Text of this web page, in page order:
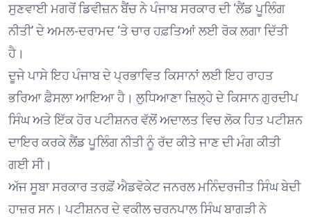
ਸੁਣਵਾਈ ਮਗਰੋਂ ਡਿਵੀਜ਼ਨ ਬੈਂਚ ਨੇ ਪੰਜਾਬ ਸਰਕਾਰ ਦੀ ‘ਲੈਂਡ ਪੂਲਿੰਗ
ਨੀਤੀ’ ਦੇ ਅਮਲ-ਦਰਾਮਦ ‘ਤੇ ਚਾਰ ਹਫ਼ਤਿਆਂ ਲਈ ਰੋਕ ਲਗਾ ਦਿੱਤੀ
ਹੈ।
ਦੂਜੇ ਪਾਸੇ ਇਹ ਪੰਜਾਬ ਦੇ ਪ੍ਰਭਾਵਿਤ ਕਿਸਾਨਾਂ ਲਈ ਇਹ ਰਾਹਤ
ਭਰਿਆ ਫ਼ੈਸਲਾ ਆਇਆ ਹੈ। ਲੁਧਿਆਣਾ ਜ਼ਿਲ੍ਹੇ ਦੇ ਕਿਸਾਨ ਗੁਰਦੀਪ
ਸਿੰਘ ਅਤੇ ਇੱਕ ਹੋਰ ਪਟੀਸ਼ਨਰ ਵੱਲੋਂ ਅਦਾਲਤ ਵਿਚ ਲੋਕ ਹਿਤ ਪਟੀਸ਼ਨ
ਦਾਇਰ ਕਰਕੇ ਲੈਂਡ ਪੂਲਿੰਗ ਨੀਤੀ ਨੂੰ ਰੱਦ ਕੀਤੇ ਜਾਣ ਦੀ ਮੰਗ ਕੀਤੀ
ਗਈ ਸੀ।
ਅੱਜ ਸੂਬਾ ਸਰਕਾਰ ਤਰਫ਼ੋਂ ਐਡਵੋਕੇਟ ਜਨਰਲ ਮਨਿੰਦਰਜੀਤ ਸਿੰਘ ਬੇਦੀ
ਹਾਜ਼ਰ ਸਨ। ਪਟੀਸ਼ਨਰ ਦੇ ਵਕੀਲ ਚਰਨਪਾਲ ਸਿੰਘ ਬਾਗੜੀ ਨੇ